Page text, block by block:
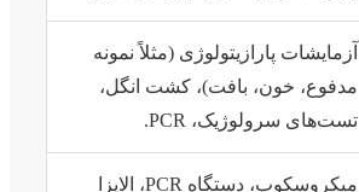
آزمایشات پارازیتولوژی (مثلاً نمونه
مدفوع، خون، بافت)، کشت انگل،
تست‌های سرولوژیک، PCR.
میکروسکوپ، دستگاه PCR، الایزا